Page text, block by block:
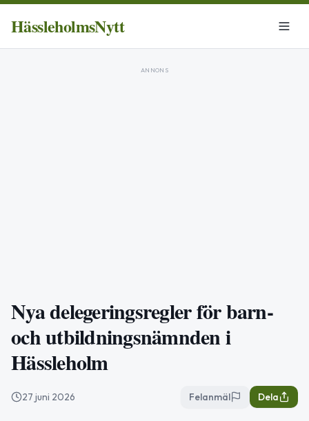
HässleholmsNytt
ANNONS
Nya delegeringsregler för barn-
och utbildningsnämnden i
Hässleholm
27 juni 2026 Felanmäl Dela